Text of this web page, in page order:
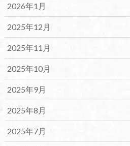
2026年1月
2025年12月
2025年11月
2025年10月
2025年9月
2025年8月
2025年7月